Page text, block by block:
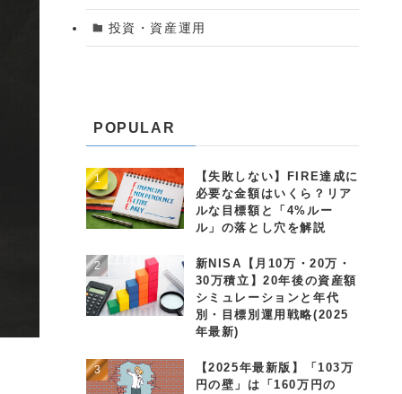
投資・資産運用
POPULAR
【失敗しない】FIRE達成に
必要な金額はいくら？リア
ルな目標額と「4%ルー
ル」の落とし穴を解説
新NISA【月10万・20万・
30万積立】20年後の資産額
シミュレーションと年代
別・目標別運用戦略(2025
年最新)
【2025年最新版】「103万
円の壁」は「160万円の